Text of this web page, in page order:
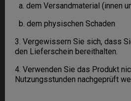
a. dem Versandmaterial (innen
b. dem physischen Schaden
3. Vergewissern Sie sich, dass
den Lieferschein bereithalten.
4. Verwenden Sie das Produkt
Nutzungsstunden nachgeprüft